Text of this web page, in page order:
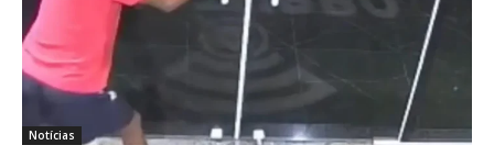
Notícias